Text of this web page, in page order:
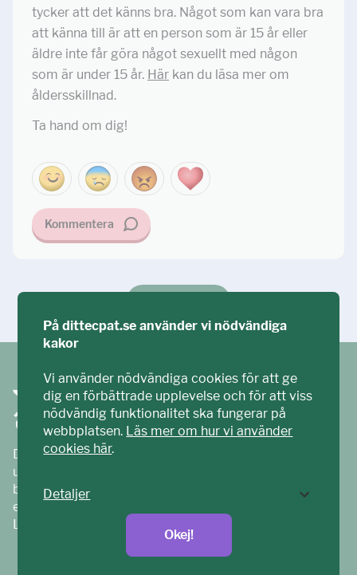
tycker att det känns bra. Något som kan vara bra
att känna till är att en person som är 15 år eller
äldre inte får göra något sexuellt med någon
som är under 15 år. Här kan du läsa mer om
åldersskillnad.
Ta hand om dig!
Kommentera
Ditt ECPAT har tagits fram tillsammans med barn och
unga. Vi är en del av ECPAT Sverige – en
barnrättsorganisation som arbetar mot sexuell
exploatering av barn.
Läs mer på
ecpat.se
På dittecpat.se använder vi nödvändiga
kakor
Vi använder nödvändiga cookies för att ge
dig en förbättrade upplevelse och för att viss
nödvändig funktionalitet ska fungerar på
webbplatsen. Läs mer om hur vi använder
cookies här.
Detaljer
Okej!